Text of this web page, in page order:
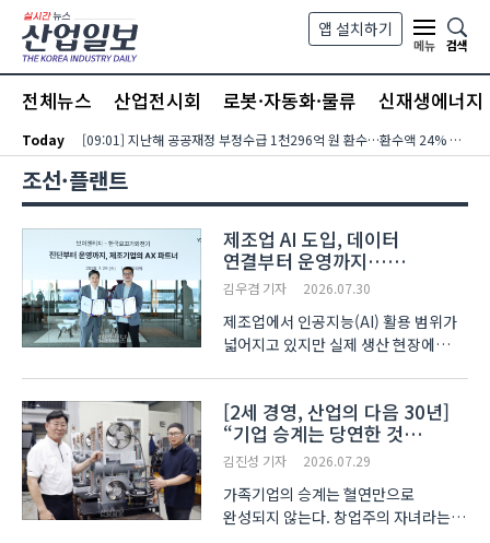
본문 바로가기
앱 설치하기
메뉴
검색
전체뉴스 산업전시회 로봇·자동화·물류 신재생에너지
Today [09:01] 지난해 공공재정 부정수급 1천296억 원 환수…환수액 24% 증가
조선·플랜트
제조업 AI 도입, 데이터
연결부터 운영까지…
한국요꼬가와전기·VNTG 협력
김우겸 기자 2026.07.30
제조업에서 인공지능(AI) 활용 범위가
넓어지고 있지만 실제 생산 현장에
생산설비를 다루는 운영기술(OT)
영역이 각각 운영되는 경우가 많아,
기업이 보유한 데이터를 AI가 ..
[2세 경영, 산업의 다음 30년]
“기업 승계는 당연한 것
아냐”…‘실력’으로 승계 이뤄낸
김진성 기자 2026.07.29
가족기업의 승계는 혈연만으로
완성되지 않는다. 창업주의 자녀라는